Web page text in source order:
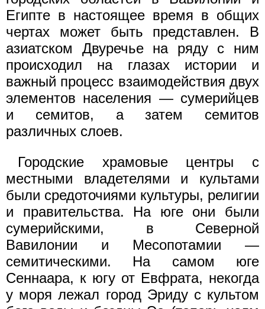
Египте в настоящее время в общих
чертах может быть представлен. В
азиатском Двуречье на ряду с ним
происходил на глазах истории и
важный процесс взаимодействия двух
элементов населения — сумерийцев
и семитов, а затем семитов
различных слоев.
Городские храмовые центры с
местными владетелями и культами
были средоточиями культуры, религии
и правительства. На юге они были
сумерийскими, в Северной
Вавилонии и Месопотамии —
семитическими. На самом юге
Сеннаара, к югу от Евфрата, некогда
у моря лежал город Эриду с культом